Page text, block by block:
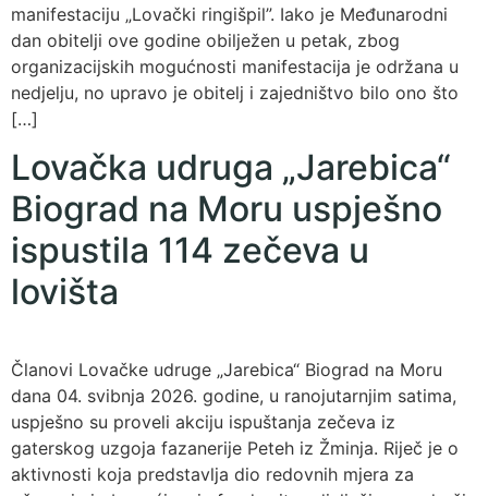
manifestaciju „Lovački ringišpil”. Iako je Međunarodni
dan obitelji ove godine obilježen u petak, zbog
organizacijskih mogućnosti manifestacija je održana u
nedjelju, no upravo je obitelj i zajedništvo bilo ono što
[…]
Lovačka udruga „Jarebica“
Biograd na Moru uspješno
ispustila 114 zečeva u
lovišta
Članovi Lovačke udruge „Jarebica“ Biograd na Moru
dana 04. svibnja 2026. godine, u ranojutarnjim satima,
uspješno su proveli akciju ispuštanja zečeva iz
gaterskog uzgoja fazanerije Peteh iz Žminja. Riječ je o
aktivnosti koja predstavlja dio redovnih mjera za